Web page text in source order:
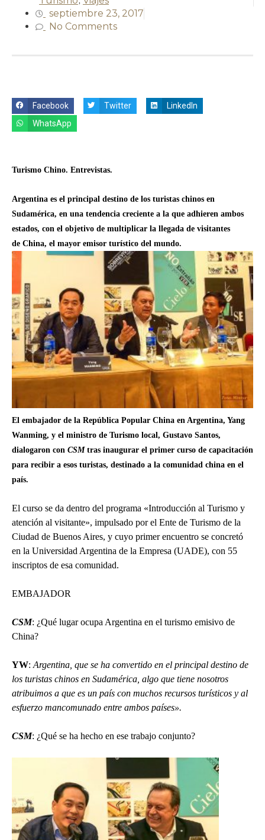
septiembre 23, 2017
No Comments
Facebook Twitter
LinkedIn
WhatsApp
Turismo Chino. Entrevistas.
Argentina es el principal destino de los turistas chinos en
Sudamérica, en una tendencia creciente a la que adhieren ambos
estados, con el objetivo de multiplicar la llegada de visitantes
de China, el mayor emisor turístico del mundo.
El embajador de la República Popular China en Argentina, Yang
Wanming, y el ministro de Turismo local, Gustavo Santos,
dialogaron con CSMtras inaugurar el primer curso de capacitación
para recibir a esos turistas, destinado a la comunidad china en el
país.
El curso se da dentro del programa «Introducción al Turismo y
atención al visitante», impulsado por el Ente de Turismo de la
Ciudad de Buenos Aires, y cuyo primer encuentro se concretó
en la Universidad Argentina de la Empresa (UADE), con 55
inscriptos de esa comunidad.
EMBAJADOR
CSM: ¿Qué lugar ocupa Argentina en el turismo emisivo de
China?
YW: Argentina, que se ha convertido en el principal destino de
los turistas chinos en Sudamérica, algo que tiene nosotros
atribuimos a que es un país con muchos recursos turísticos y al
esfuerzo mancomunado entre ambos países».
CSM: ¿Qué se ha hecho en ese trabajo conjunto?